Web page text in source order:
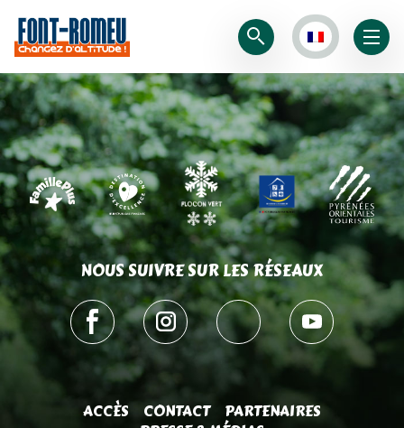
NOUS SUIVRE SUR LES RÉSEAUX
ACCÈS CONTACT
PARTENAIRES